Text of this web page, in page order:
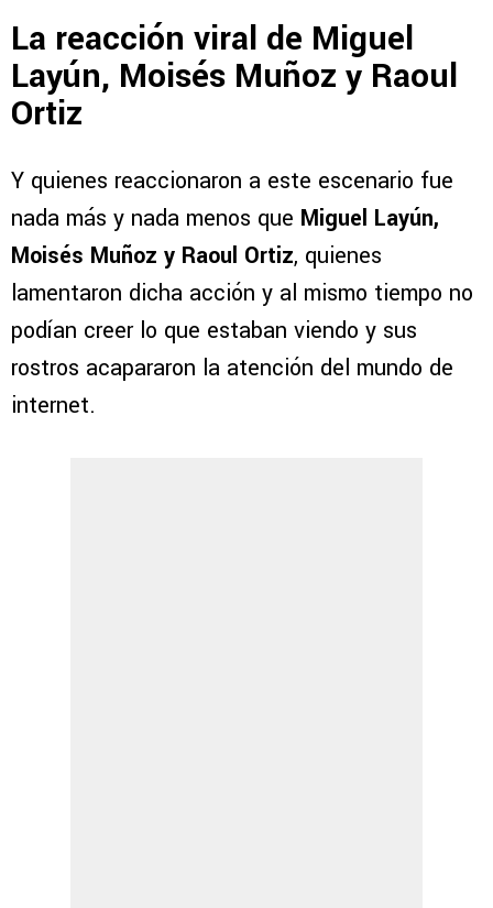
La reacción viral de Miguel
Layún, Moisés Muñoz y Raoul
Ortiz
Y quienes reaccionaron a este escenario fue
nada más y nada menos que Miguel Layún,
Moisés Muñoz y Raoul Ortiz, quienes
lamentaron dicha acción y al mismo tiempo no
podían creer lo que estaban viendo y sus
rostros acapararon la atención del mundo de
internet.